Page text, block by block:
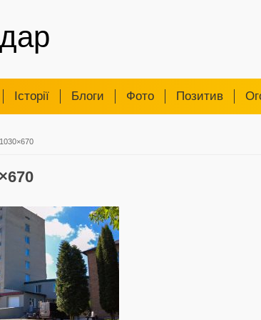
Iсторії Блоги Фото Позитив